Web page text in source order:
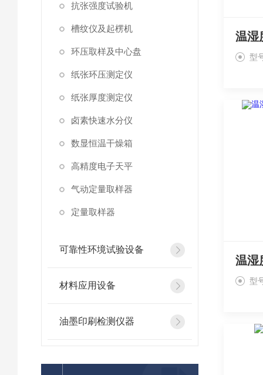
抗张强度试验机
槽纹仪及起楞机
环压取样及中心盘
纸张环压测定仪
纸张厚度测定仪
卤素快速水分仪
数显恒温干燥箱
高精度电子天平
气动定量取样器
定量取样器
可靠性环境试验设备
材料应用设备
油墨印刷检测仪器
型
型